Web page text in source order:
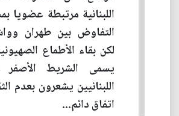
اللبنانية مرتبطة عضويا
التفاوض بين طهران
لكن بقاء الأطماع
يسمى الشريط
اللبنانيين يشعرون بعدم
اتفاق دائم...